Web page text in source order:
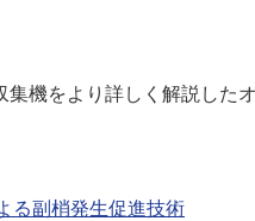
機をより詳しく解説した
る副梢発生促進技術